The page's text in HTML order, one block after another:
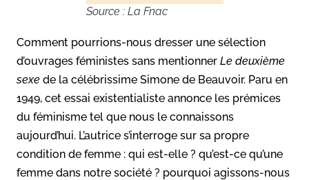
Source : La Fnac
Comment pourrions-nous dresser une sélection
d’ouvrages féministes sans mentionner Le deuxième
sexe de la célébrissime Simone de Beauvoir. Paru en
1949, cet essai existentialiste annonce les prémices
du féminisme tel que nous le connaissons
aujourd’hui. L’autrice s’interroge sur sa propre
condition de femme : qui est-elle ? qu’est-ce qu’une
femme dans notre société ? pourquoi agissons-nous